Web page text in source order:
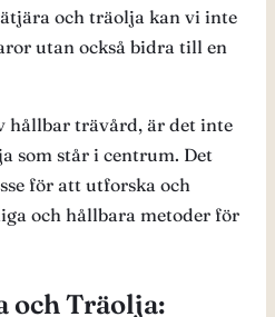
och träolja kan vi inte
utan också bidra till en
hållbar trävård, är det inte
som står i centrum. Det
för att utforska och
och hållbara metoder för
och Träolja: